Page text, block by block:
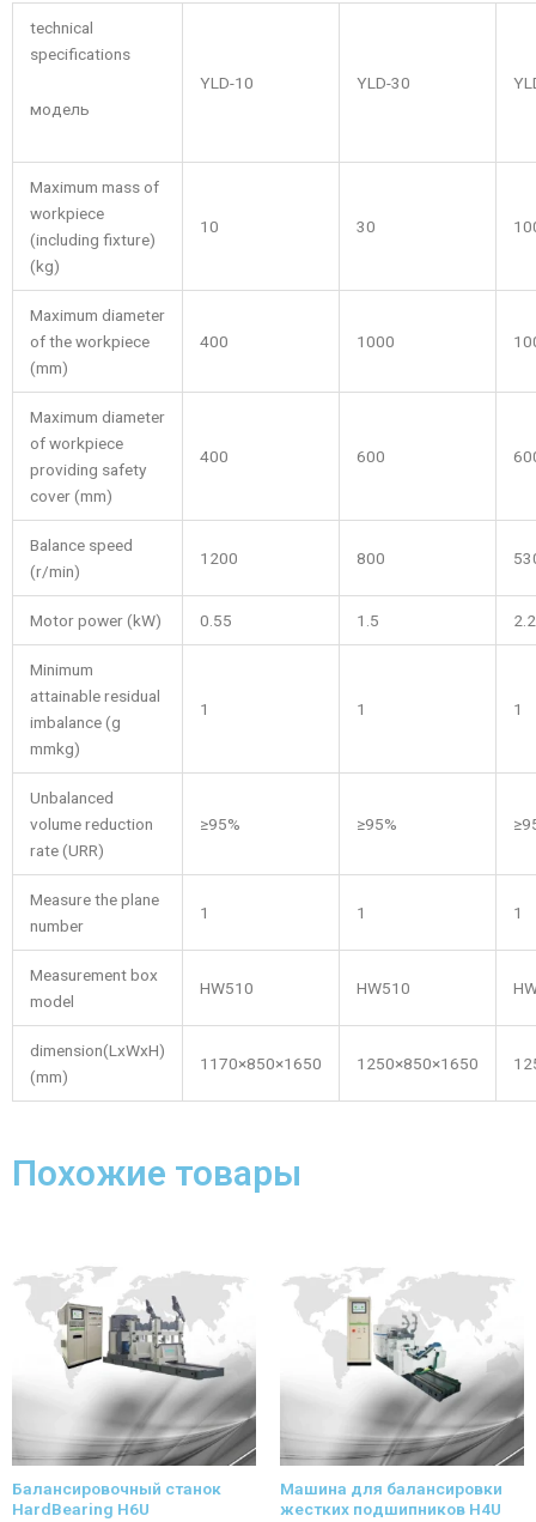
technical
specifications
модель
YLD-10 YLD-30
Maximum mass of
workpiece
(including fixture)
(kg)
10 30
Maximum diameter
of the workpiece
(mm)
400 1000
Maximum diameter
of workpiece
providing safety
cover (mm)
400 600
Balance speed
(r/min)
1200 800
Motor power (kW) 0.55 1.5 2.2
Minimum
attainable residual
imbalance (g
mmkg)
1 1 1
Unbalanced
volume reduction
rate (URR)
≥95% ≥95%
Measure the plane
number
1 1 1
Measurement box
model
HW510 HW510
dimension(LxWxH)
(mm)
1170×850×1650 1250×850×1650
Похожие товары
Балансировочный станок
HardBearing H6U
Машина для балансировки
жестких подшипников H4U